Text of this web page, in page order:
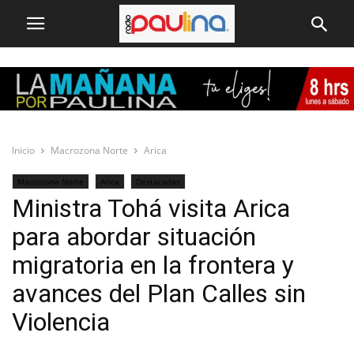
Inicio Macrozona Norte Arica
Macrozona Norte Arica Destacadas
Ministra Tohá visita Arica
para abordar situación
migratoria en la frontera y
avances del Plan Calles sin
Violencia